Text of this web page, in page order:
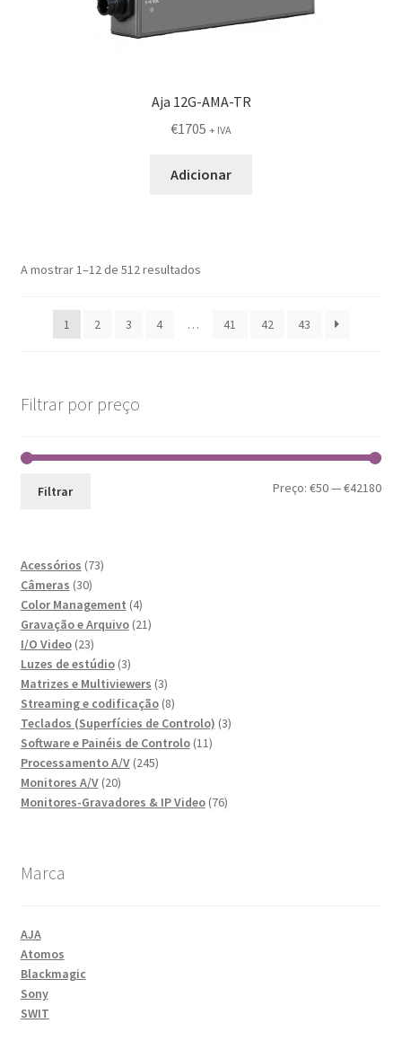
Aja 12G-AMA-TR
€1705 + IVA
Adicionar
A mostrar 1–12 de 512 resultados
1 2 3 4 … 41 42 43
Filtrar por preço
Filtrar Preço:€50—€42180
Acessórios 7373
Câmeras 3030
produtos
Color Management 44
produtos
Gravação e Arquivo 2121
I/O Video 2323
produtos
Luzes de estúdio 33
produtos
Matrizes e Multiviewers 33
produtos
Streaming e codificação 88
produtos
Teclados (Superfícies de Controlo) 33
Software e Painéis de Controlo 1111
Processamento A/V 245245
Monitores A/V 2020
produtos
Monitores-Gravadores & IP Video 7676
Marca
AJA
Atomos
Blackmagic
Sony
SWIT